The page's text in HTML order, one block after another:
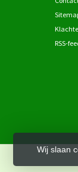
Wij slaan
RSS-